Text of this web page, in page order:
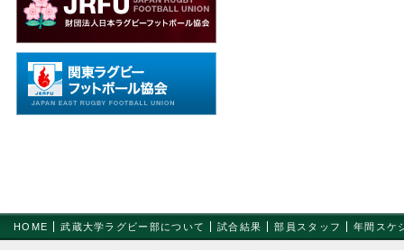
HOME 武蔵大学ラグビー部について 試合結果 部員スタッフ 年間スケ